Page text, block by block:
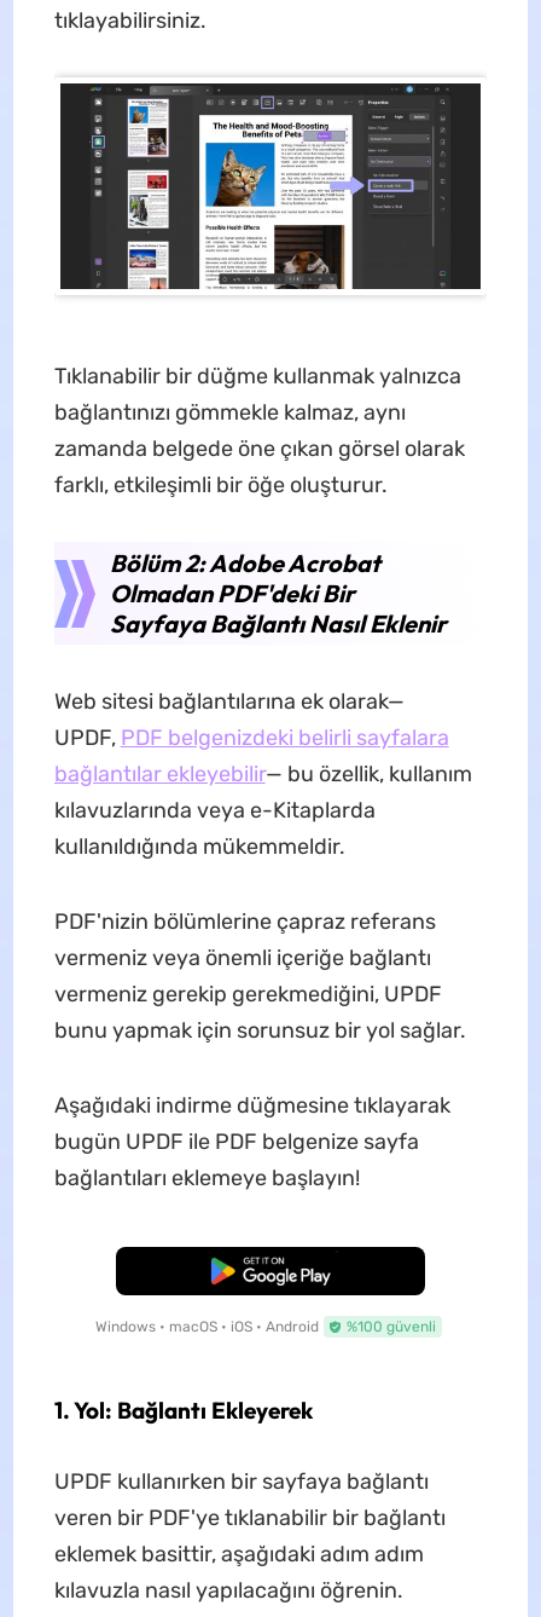
tıklayabilirsiniz.
Tıklanabilir bir düğme kullanmak yalnızca
bağlantınızı gömmekle kalmaz, aynı
zamanda belgede öne çıkan görsel olarak
farklı, etkileşimli bir öğe oluşturur.
Bölüm 2: Adobe Acrobat
Olmadan PDF'deki Bir
Sayfaya Bağlantı Nasıl Eklenir
Web sitesi bağlantılarına ek olarak—
UPDF, PDF belgenizdeki belirli sayfalara
bağlantılar ekleyebilir— bu özellik, kullanım
kılavuzlarında veya e-Kitaplarda
kullanıldığında mükemmeldir.
PDF'nizin bölümlerine çapraz referans
vermeniz veya önemli içeriğe bağlantı
vermeniz gerekip gerekmediğini, UPDF
bunu yapmak için sorunsuz bir yol sağlar.
Aşağıdaki indirme düğmesine tıklayarak
bugün UPDF ile PDF belgenize sayfa
bağlantıları eklemeye başlayın!
Ücretsiz İndirme
Windows • macOS • iOS • Android %100 güvenli
1. Yol: Bağlantı Ekleyerek
UPDF kullanırken bir sayfaya bağlantı
veren bir PDF'ye tıklanabilir bir bağlantı
eklemek basittir, aşağıdaki adım adım
kılavuzla nasıl yapılacağını öğrenin.